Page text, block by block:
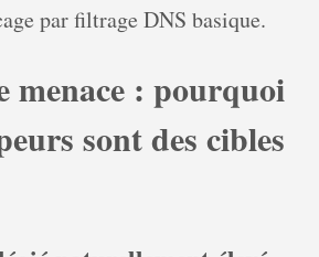
par filtrage DNS basique.
menace : pourquoi
sont des cibles